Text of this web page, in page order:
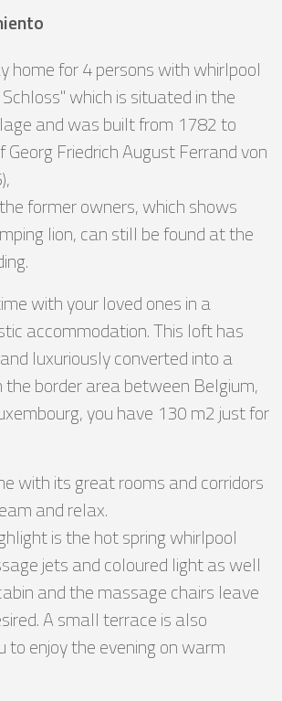
home for 4 persons with whirlpool
which is situated in the
and was built from 1782 to
Georg Friedrich August Ferrand von
former owners, which shows
lion, can still be found at the
with your loved ones in a
accommodation. This loft has
luxuriously converted into a
the border area between Belgium,
you have 130 m2 just for
with its great rooms and corridors
and relax.
is the hot spring whirlpool
jets and coloured light as well
and the massage chairs leave
A small terrace is also
to enjoy the evening on warm